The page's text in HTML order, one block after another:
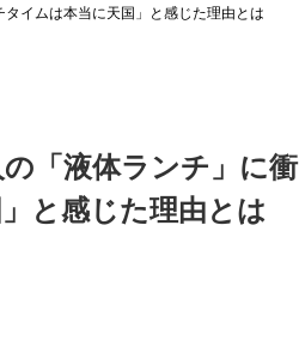
イムは本当に天国」と感じた理由とは
「液体ランチ」に衝
と感じた理由とは